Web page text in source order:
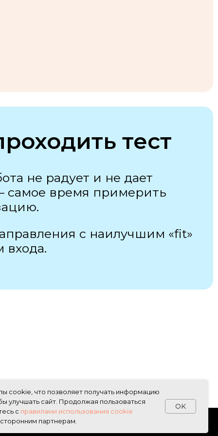
тест
не радует и не дает
самое время примерить
с наилучшим «fit»
входа.
cookie, что позволяет получать информацию
улучшать сайт. Продолжая пользоваться
с правилами использования cookie
партнерам.
OK